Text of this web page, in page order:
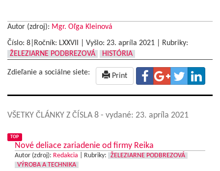
Autor (zdroj): Mgr. Oľga Kleinová
Číslo: 8|Ročník: LXXVII | Vyšlo: 23. apríla 2021
Rubriky:
ŽELEZIARNE PODBREZOVÁ
HISTÓRIA
Zdieľanie a sociálne siete: Print
VŠETKY ČLÁNKY Z ČÍSLA 8 - vydané: 23. apríla 2021
TOP
Nové deliace zariadenie od firmy Reika
Autor (zdroj): Redakcia Rubriky:
ŽELEZIARNE PODBREZOVÁ
VÝROBA A TECHNIKA